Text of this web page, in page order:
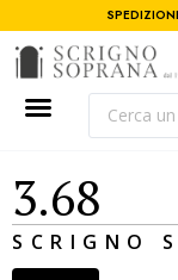
3.68
SCRIGNO